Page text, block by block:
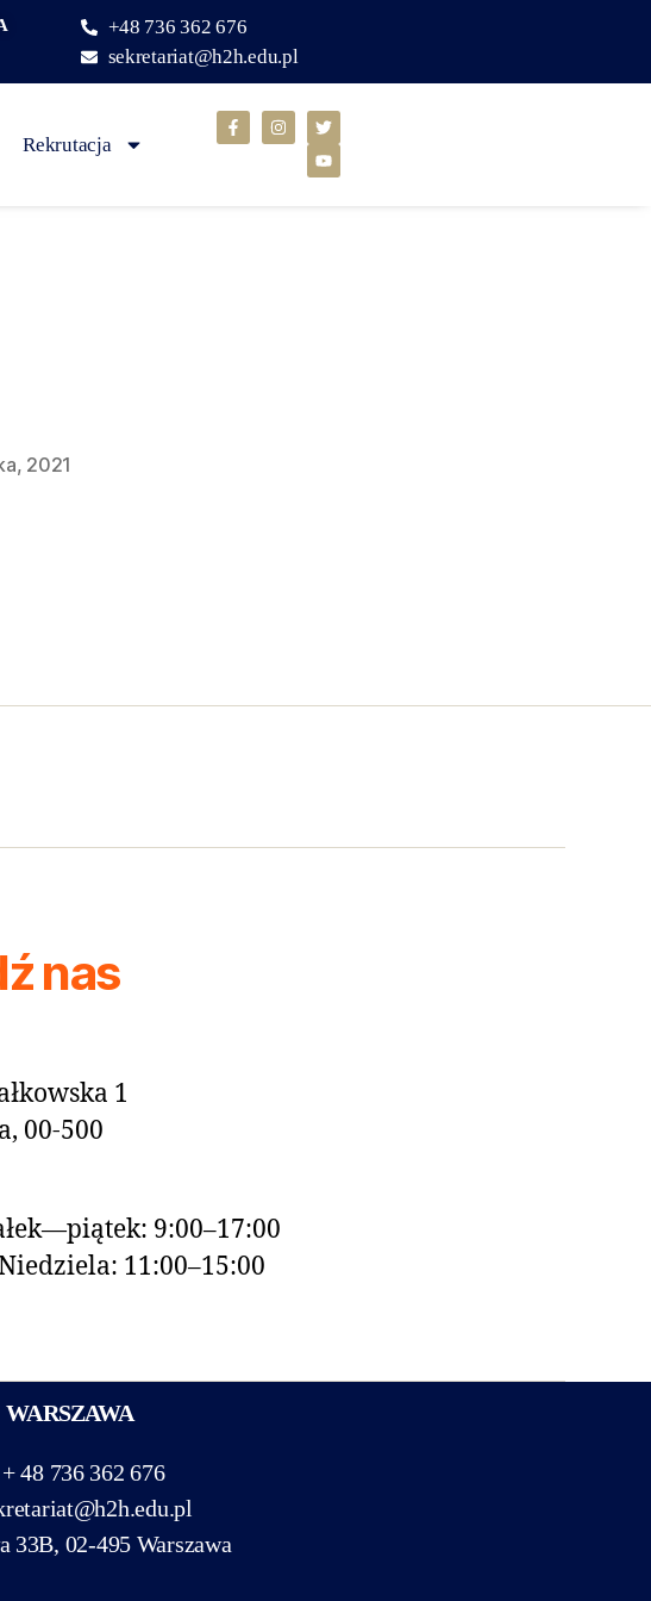
+48 736 362 676
sekretariat@h2h.edu.pl
Rekrutacja
2021
nas
1
00-500
9:00–17:00
11:00–15:00
WARSZAWA
+ 48 736 362 676
33B, 02-495 Warszawa